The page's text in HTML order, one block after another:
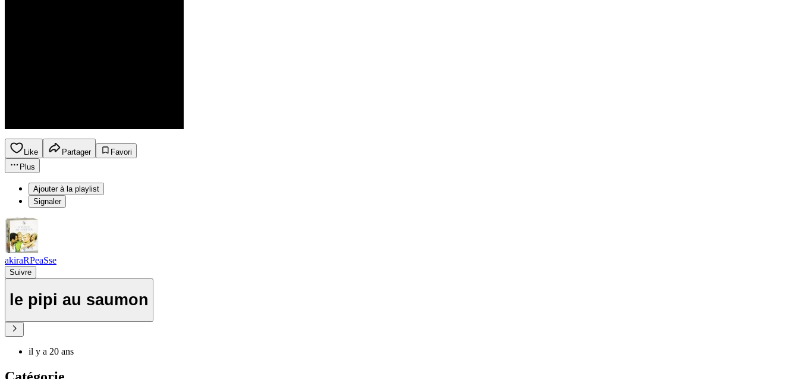
Like Partager
Favori
Plus
Ajouter à la playlist
Signaler
akiraRPeaSse
Suivre
le pipi au saumon
il y a 20 ans